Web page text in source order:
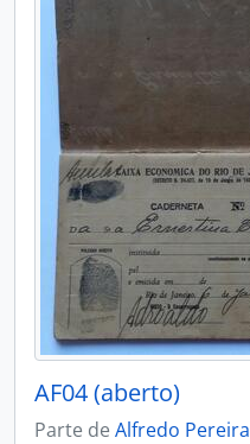
AF04 (aberto)
Parte de Alfredo Pereira